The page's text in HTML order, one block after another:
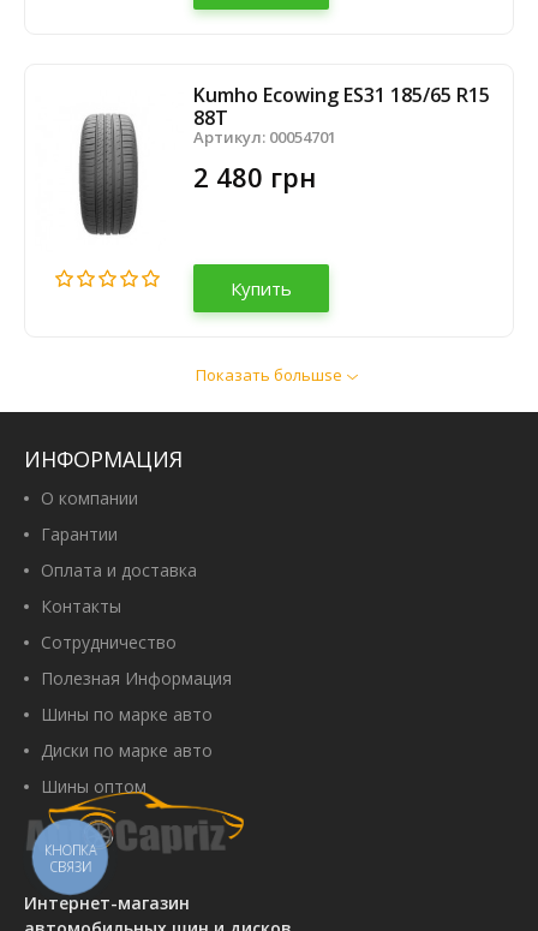
Kumho Ecowing ES31 185/65 R15
88T
Артикул: 00054701
2 480 грн
Купить
185/65 R15 88H
Артикул:
2 790 грн
Показать большsе
Интернет-магазин
ИНФОРМАЦИЯ
О компании
Гарантии
Оплата и доставка
Контакты
Сотрудничество
Полезная Информация
Шины по марке авто
Диски по марке авто
Шины оптом
КНОПКА
СВЯЗИ